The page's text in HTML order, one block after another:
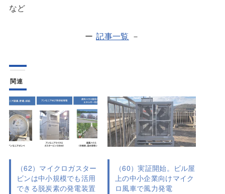
など
ー記事一覧 －
関連
（62）マイクロガスター
ビンは中小規模でも活用
できる脱炭素の発電装置
（60）実証開始。ビル屋
上の中小企業向けマイク
ロ風車で風力発電